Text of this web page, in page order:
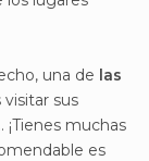
una de las
visitar sus
muchas
es